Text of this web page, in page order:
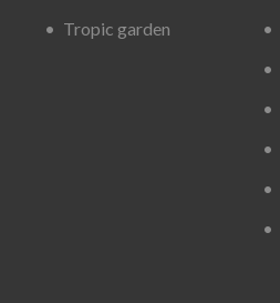
Tropic garden